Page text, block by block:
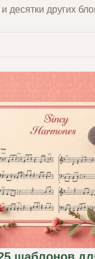
десятки других